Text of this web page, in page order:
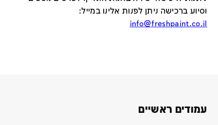
וסיוע ברכישה ניתן לפנות אלינו במייל:
info@freshpaint.co.il
עמודים ראשיים